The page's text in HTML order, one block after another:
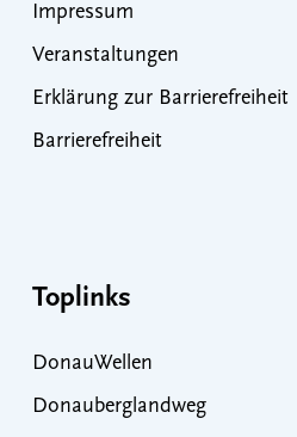
Impressum
Veranstaltungen
Erklärung zur Barrierefreiheit
Barrierefreiheit
Toplinks
DonauWellen
Donauberglandweg